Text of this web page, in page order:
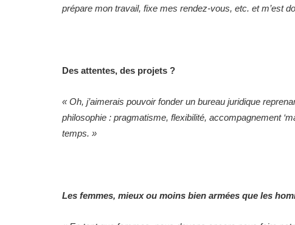
prépare mon travail, fixe mes rendez-vous, etc. et m’est
Des attentes, des projets ?
« Oh, j’aimerais pouvoir fonder un bureau juridique
philosophie : pragmatisme, flexibilité, accompagnement
temps. »
Les femmes, mieux ou moins bien armées que les